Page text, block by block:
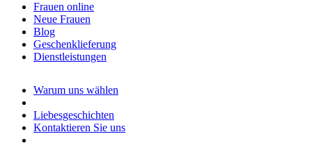
Frauen online
Neue Frauen
Blog
Geschenklieferung
Dienstleistungen
Warum uns wählen
Liebesgeschichten
Kontaktieren Sie uns